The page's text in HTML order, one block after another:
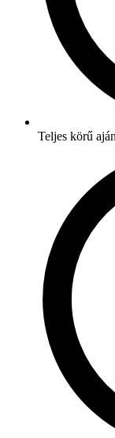
Teljes körű